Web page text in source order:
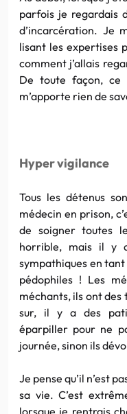
parfois je regardais
d’incarcération. Je
lisant les expertises
comment j’allais
De toute façon, ce
m’apporte rien de
Hyper vigilance
Tous les détenus
médecin en prison,
de soigner toutes
horrible, mais il y
sympathiques en
pédophiles ! Les
méchants, ils ont des
sur, il y a des
éparpiller pour ne
journée, sinon ils
Je pense qu’il n’est
sa vie. C’est
lorsque je rentrais